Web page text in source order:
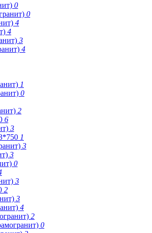
0
0
4
4
3
4
1
0
2
6
3
1
3
3
0
3
2
3
4
2
0